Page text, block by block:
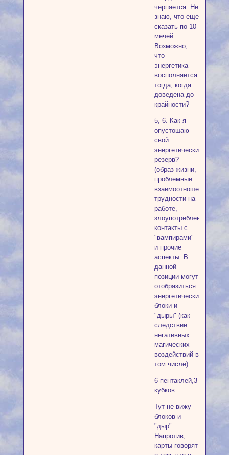
черпается. Не
знаю, что еще
сказать по 10
мечей.
Возможно,
что
энергетика
восполняется
тогда, когда
доведена до
крайности?
5, 6. Как я
опустошаю
свой
энергетический
резерв?
(образ жизни,
проблемные
взаимоотношения,
трудности на
работе,
злоупотребления,
контакты с
"вампирами"
и прочие
аспекты. В
данной
позиции могут
отобразиться
энергетические
блоки и
"дыры" (как
следствие
негативных
магических
воздействий в
том числе).
6 пентаклей,3
кубков
Тут не вижу
блоков и
"дыр".
Напротив,
карты говорят